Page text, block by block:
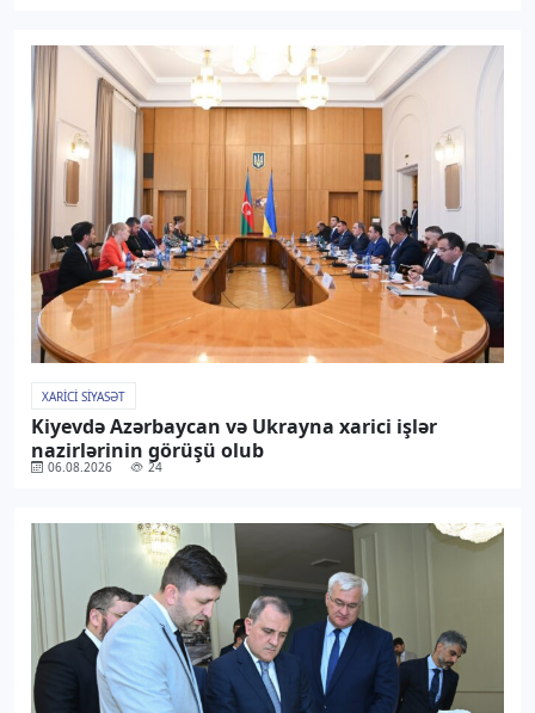
XARICI SIYASƏT
Kiyevdə Azərbaycan və Ukrayna xarici işlər
nazirlərinin görüşü olub
06.08.2026 24